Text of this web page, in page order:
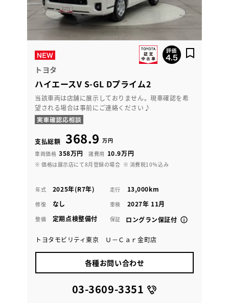
トヨタ
ハイエースV S-GL Dプライム2
当該車両は店舗に展示しておりません。現車確認を希
望される場合は事前にご連絡ください♪
支払総額 368.9 万円
車両価格 358万円 諸費用 10.9万円
※ 価格は展示店にて8月登録の場合 ※ 消費税10％込み
年式 2025年(R7年) 走行 13,000km
修復 なし 車検 2027年 11月
整備 定期点検整備付 保証 ロングラン保証付
トヨタモビリティ東京 Ｕ－Ｃａｒ金町店
各種お問い合わせ
03-3609-3351